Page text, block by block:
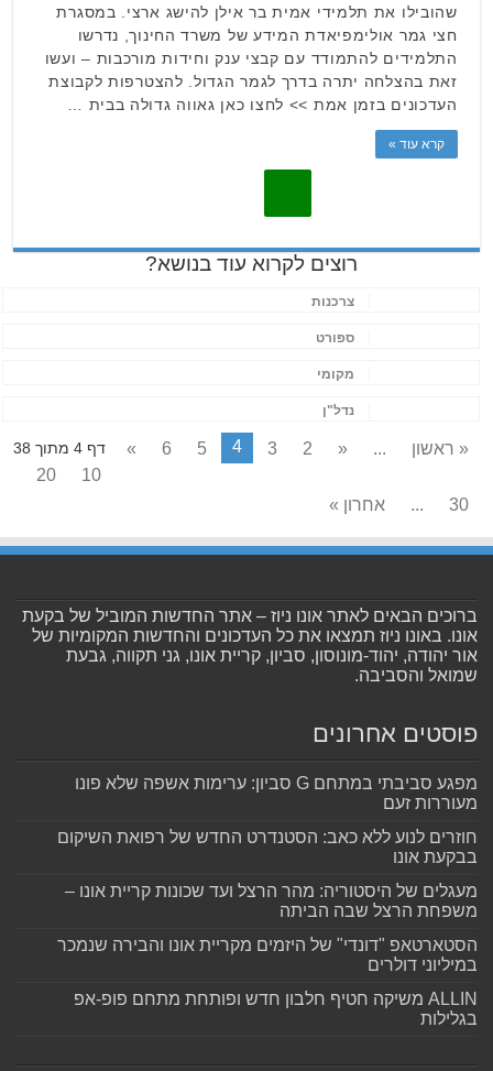
שהובילו את תלמידי אמית בר אילן להישג ארצי. במסגרת
חצי גמר אולימפיאדת המידע של משרד החינוך, נדרשו
התלמידים להתמודד עם קבצי ענק וחידות מורכבות – ועשו
זאת בהצלחה יתרה בדרך לגמר הגדול. להצטרפות לקבוצת
העדכונים בזמן אמת >> לחצו כאן גאווה גדולה בבית …
קרא עוד »
רוצים לקרוא עוד בנושא?
צרכנות
ספורט
מקומי
נדל"ן
דף 4 מתוך 38 « ראשון ...
«
2
3
4
5
6
»
10
20
30
... אחרון »
ברוכים הבאים לאתר אונו ניוז – אתר החדשות המוביל של בקעת
אונו. באונו ניוז תמצאו את כל העדכונים והחדשות המקומיות של
אור יהודה, יהוד-מונוסון, סביון, קריית אונו, גני תקווה, גבעת
שמואל והסביבה.
פוסטים אחרונים
מפגע סביבתי במתחם G סביון: ערימות אשפה שלא פונו
מעוררות זעם
חוזרים לנוע ללא כאב: הסטנדרט החדש של רפואת השיקום
בבקעת אונו
מעגלים של היסטוריה: מהר הרצל ועד שכונות קריית אונו –
משפחת הרצל שבה הביתה
הסטארטאפ "דונדי" של היזמים מקריית אונו והבירה שנמכר
במיליוני דולרים
ALLIN משיקה חטיף חלבון חדש ופותחת מתחם פופ-אפ
בגלילות